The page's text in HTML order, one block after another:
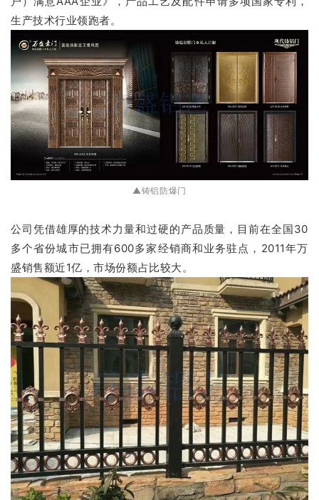
生产技术行业领跑者。
▲铸铝防爆门
公司凭借雄厚的技术力量和过硬的产品质量，目前在全国30
多个省份城市已拥有600多家经销商和业务驻点，2011年万
盛销售额近1亿，市场份额占比较大。